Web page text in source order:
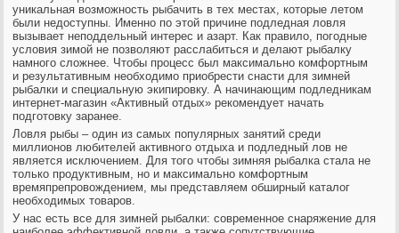
уникальная возможность рыбачить в тех местах, которые летом
были недоступны. Именно по этой причине подледная ловля
вызывает неподдельный интерес иазарт. Как правило, погодные
условия зимой не позволяют расслабиться и делают рыбалку
намного сложнее. Чтобы процесс был максимально комфортным
и результативным необходимо приобрести снасти для зимней
рыбалки и специальную экипировку. А начинающим подледникам
интернет-магазин «Активный отдых» рекомендует начать
подготовку заранее.
Ловля рыбы – один из самых популярных занятий среди
миллионов любителей активного отдыха и подледный лов не
является исключением. Для того чтобы зимняя рыбалка стала не
только продуктивным, но и максимально комфортным
времяпрепровождением, мы представляем обширный каталог
необходимых товаров.
У нас есть все для зимней рыбалки: современное снаряжение для